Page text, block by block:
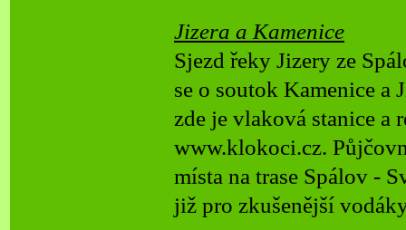
Jizera a Kamenice
Sjezd řeky Jizery ze
se o soutok Kamenice a
zde je vlaková stanice a
www.klokoci.cz.
místa na trase Spálov -
již pro zkušenější